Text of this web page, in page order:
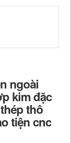
ngoài
kim đặc
thô
tiện cnc